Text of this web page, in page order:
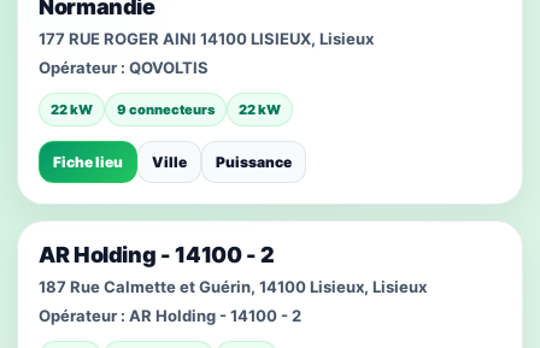
Normandie
177 RUE ROGER AINI 14100 LISIEUX, Lisieux
Opérateur : QOVOLTIS
22 kW 9 connecteurs 22 kW
Fiche lieu Ville Puissance
AR Holding - 14100 - 2
187 Rue Calmette et Guérin, 14100 Lisieux, Lisieux
Opérateur : AR Holding - 14100 - 2